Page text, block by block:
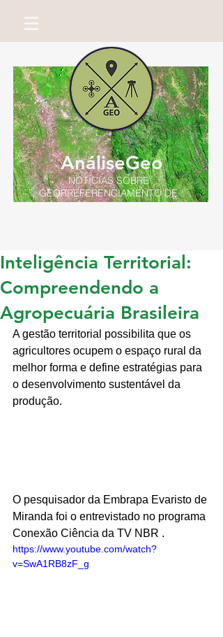
AnáliseGeo
NOTÍCIAS SOBRE
GEORREFERENCIAMENTO DE
IMÓVEIS RURAIS
Inteligência Territorial:
Compreendendo a
Agropecuária Brasileira
A gestão territorial possibilita que os
agricultores ocupem o espaço rural da
melhor forma e define estratégias para
o desenvolvimento sustentável da
produção.
O pesquisador da Embrapa Evaristo de
Miranda foi o entrevistado no programa
Conexão Ciência da TV NBR .
https://www.youtube.com/watch?
v=SwA1RB8zF_g